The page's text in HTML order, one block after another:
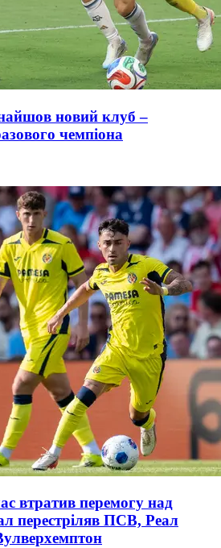
новий клуб –
чемпіона
втратив перемогу над
перестріляв ПСВ, Реал